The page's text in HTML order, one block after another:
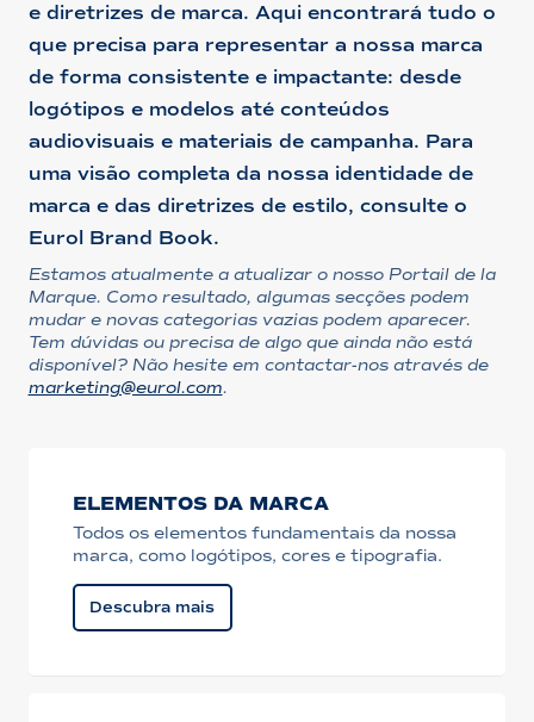
e diretrizes de marca. Aqui encontrará tudo o
que precisa para representar a nossa marca
de forma consistente e impactante: desde
logótipos e modelos até conteúdos
audiovisuais e materiais de campanha. Para
uma visão completa da nossa identidade de
marca e das diretrizes de estilo, consulte o
Eurol Brand Book.
Estamos atualmente a atualizar o nosso Portail de la
Marque. Como resultado, algumas secções podem
mudar e novas categorias vazias podem aparecer.
Tem dúvidas ou precisa de algo que ainda não está
disponível? Não hesite em contactar-nos através de
marketing@eurol.com.
ELEMENTOS DA MARCA
Todos os elementos fundamentais da nossa
marca, como logótipos, cores e tipografia.
Descubra mais